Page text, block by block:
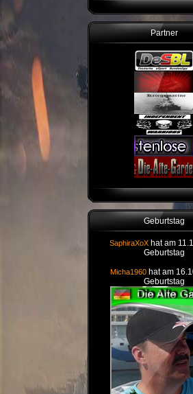
Partner
Geburtstag
SaphiraXoXhat am
Geburtstag
Micha1960 hat am
Geburtstag